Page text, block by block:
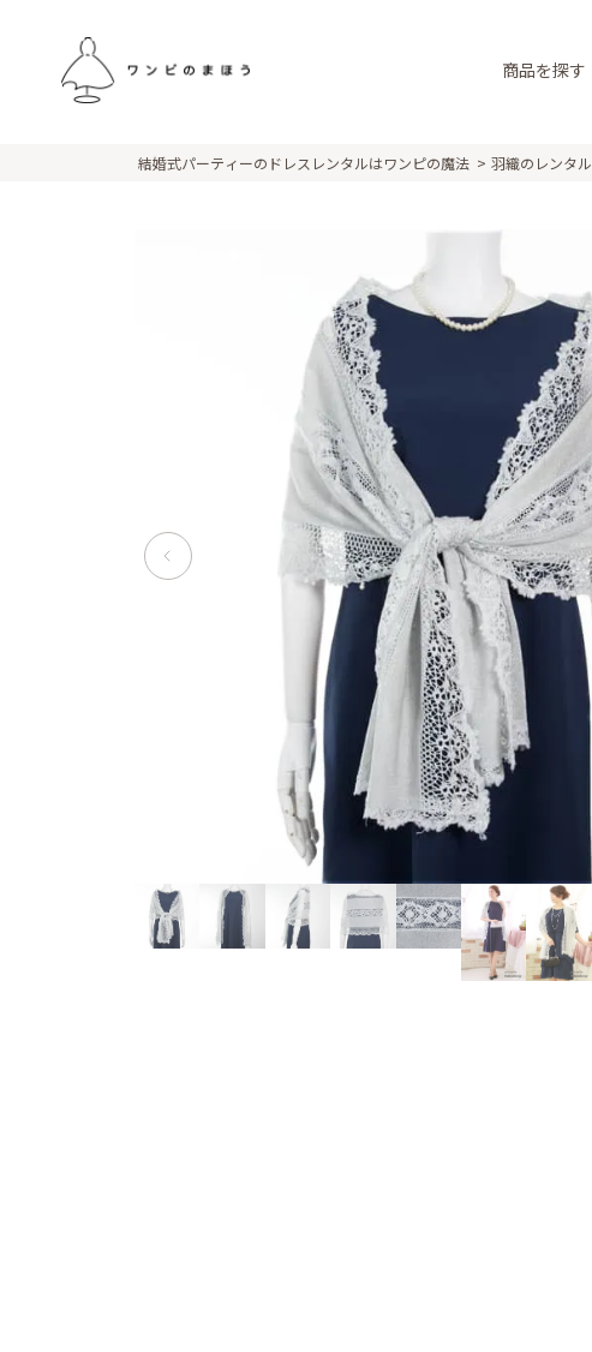
商品を探す
結婚式パーティーのドレスレンタルはワンピの魔法 羽織のレンタル